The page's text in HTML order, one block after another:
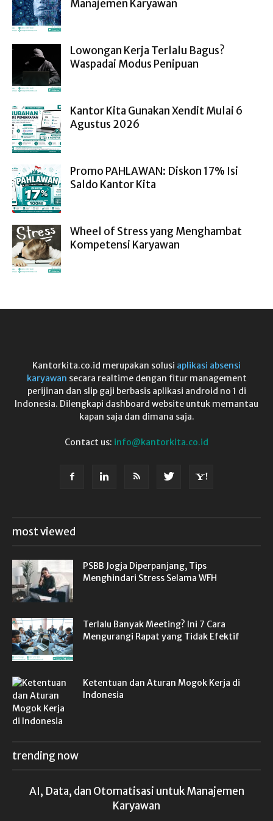
Manajemen Karyawan
Lowongan Kerja Terlalu Bagus?
Waspadai Modus Penipuan
Kantor Kita Gunakan Xendit Mulai 6
Agustus 2026
Promo PAHLAWAN: Diskon 17% Isi
Saldo Kantor Kita
Wheel of Stress yang Menghambat
Kompetensi Karyawan
Kantorkita.co.id merupakan solusi aplikasi absensi
karyawan secara realtime dengan fitur management
perijinan dan slip gaji berbasis aplikasi android no 1 di
Indonesia. Dilengkapi dashboard website untuk memantau
kapan saja dan dimana saja.
Contact us: info@kantorkita.co.id
most viewed
PSBB Jogja Diperpanjang, Tips
Menghindari Stress Selama WFH
Terlalu Banyak Meeting? Ini 7 Cara
Mengurangi Rapat yang Tidak Efektif
Ketentuan dan Aturan Mogok Kerja di
Indonesia
trending now
AI, Data, dan Otomatisasi untuk Manajemen
Karyawan